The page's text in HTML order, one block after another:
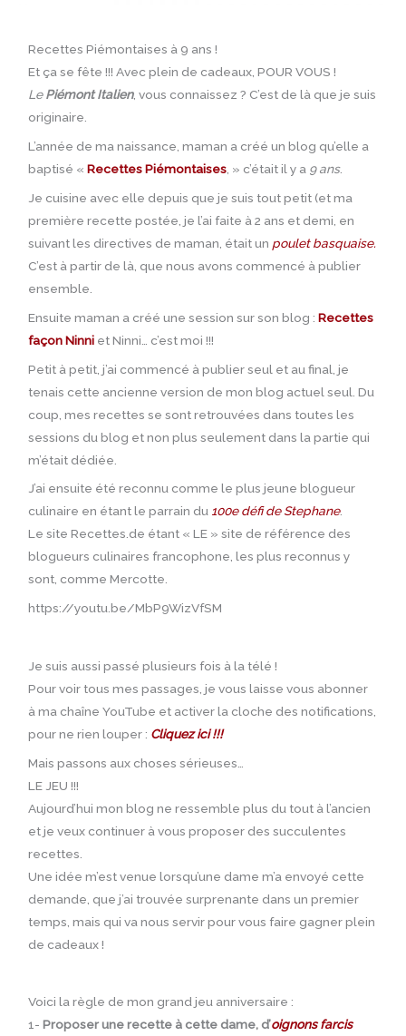
Recettes Piémontaises à 9 ans !
Et ça se fête !!! Avec plein de cadeaux, POUR VOUS !
LePiémont Italien, vous connaissez ? C’est de là que je suis
originaire.
L’année de ma naissance, maman a créé un blog qu’elle a
baptisé «Recettes Piémontaises , » c’était il y a 9 ans.
Je cuisine avec elle depuis que je suis tout petit (et ma
première recette postée, je l’ai faite à 2 ans et demi, en
suivant les directives de maman, était un poulet basquaise.
C’est à partir de là, que nous avons commencé à publier
ensemble.
Ensuite maman a créé une session sur son blog :Recettes
façon Ninni et Ninni… c’est moi !!!
Petit à petit, j’ai commencé à publier seul et au final, je
tenais cette ancienne version de mon blog actuel seul. Du
coup, mes recettes se sont retrouvées dans toutes les
sessions du blog et non plus seulement dans la partie qui
m’était dédiée.
J’ai ensuite été reconnu comme le plus jeune blogueur
culinaire en étant le parrain du 100e défi de Stephane.
Le site Recettes.de étant « LE » site de référence des
blogueurs culinaires francophone, les plus reconnus y
sont, comme Mercotte.
https://youtu.be/MbP9WizVfSM
Je suis aussi passé plusieurs fois à la télé !
Pour voir tous mes passages, je vous laisse vous abonner
à ma chaîne YouTube et activer la cloche des notifications,
pour ne rien louper : Cliquez ici !!!
Mais passons aux choses sérieuses…
LE JEU !!!
Aujourd’hui mon blog ne ressemble plus du tout à l’ancien
et je veux continuer à vous proposer des succulentes
recettes.
Une idée m’est venue lorsqu’une dame m’a envoyé cette
demande, que j’ai trouvée surprenante dans un premier
temps, mais qui va nous servir pour vous faire gagner plein
de cadeaux !
Voici la règle de mon grand jeu anniversaire :
1-Proposer une recette à cette dame, d’oignons farcis